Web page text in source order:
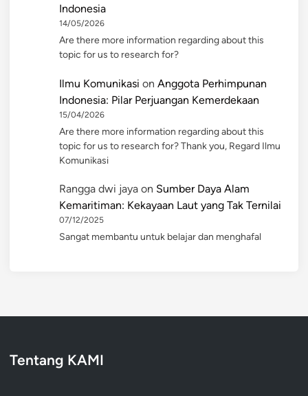
Indonesia
14/05/2026
Are there more information regarding about this
topic for us to research for?
Ilmu Komunikasi on Anggota Perhimpunan
Indonesia: Pilar Perjuangan Kemerdekaan
15/04/2026
Are there more information regarding about this
topic for us to research for? Thank you, Regard Ilmu
Komunikasi
Rangga dwi jaya on Sumber Daya Alam
Kemaritiman: Kekayaan Laut yang Tak Ternilai
07/12/2025
Sangat membantu untuk belajar dan menghafal
Tentang KAMI